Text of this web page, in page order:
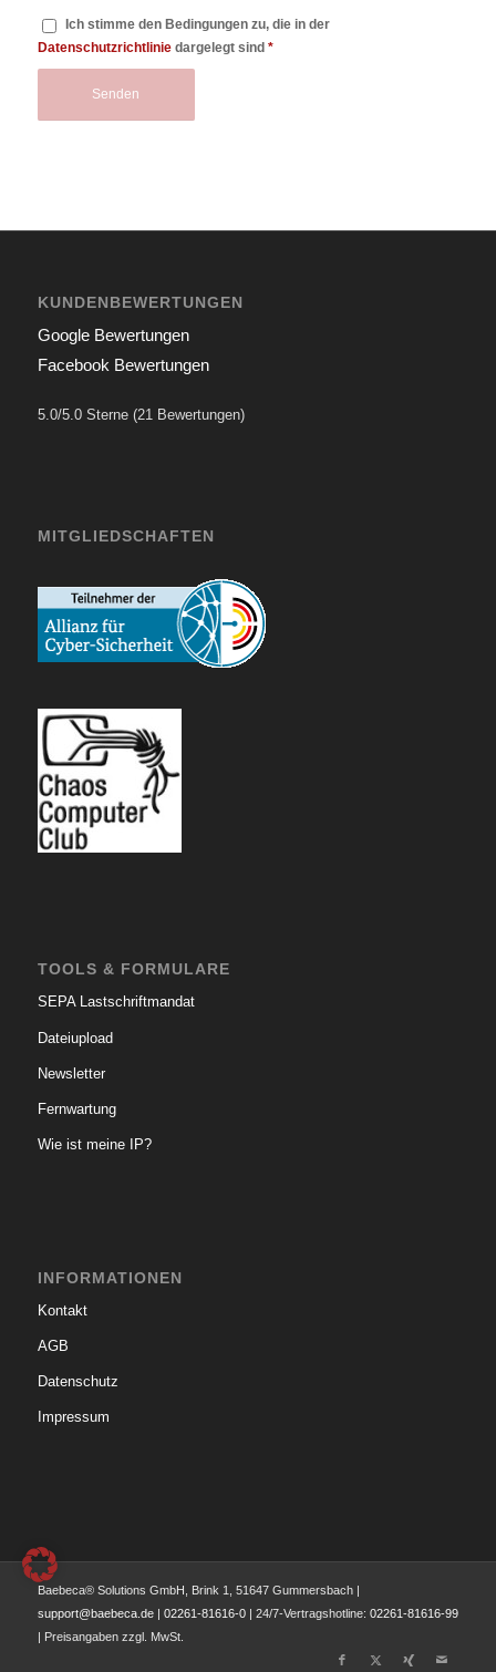
Ich stimme den Bedingungen zu, die in der
Datenschutzrichtliniedargelegt sind *
KUNDENBEWERTUNGEN
Google Bewertungen
Facebook Bewertungen
5.0/5.0 Sterne (21 Bewertungen)
MITGLIEDSCHAFTEN
TOOLS & FORMULARE
SEPA Lastschriftmandat
Dateiupload
Newsletter
Fernwartung
Wie ist meine IP?
INFORMATIONEN
Kontakt
AGB
Datenschutz
Impressum
Baebeca® Solutions GmbH, Brink 1, 51647 Gummersbach |
support@baebeca.de| 02261-81616-0| 24/7-Vertragshotline: 02261-81616-99
| Preisangaben zzgl. MwSt.